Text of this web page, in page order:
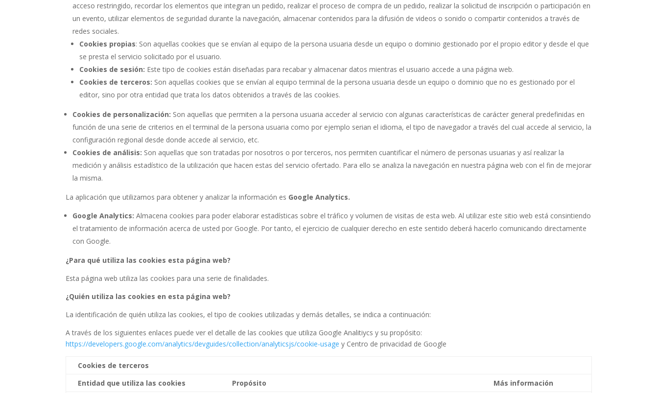
acceso restringido, recordar los elementos que integran un pedido, realizar el proceso de compra de un pedido, realizar la solicitud de inscripción o participación en
un evento, utilizar elementos de seguridad durante la navegación, almacenar contenidos para la difusión de videos o sonido o compartir contenidos a través de
redes sociales.
Cookies propias: Son aquellas cookies que se envían al equipo de la persona usuaria desde un equipo o dominio gestionado por el propio editor y desde el que
se presta el servicio solicitado por el usuario.
Cookies de sesión: Este tipo de cookies están diseñadas para recabar y almacenar datos mientras el usuario accede a una página web.
Cookies de terceros: Son aquellas cookies que se envían al equipo terminal de la persona usuaria desde un equipo o dominio que no es gestionado por el
editor, sino por otra entidad que trata los datos obtenidos a través de las cookies.
Cookies de personalización: Son aquellas que permiten a la persona usuaria acceder al servicio con algunas características de carácter general predefinidas en
función de una serie de criterios en el terminal de la persona usuaria como por ejemplo serian el idioma, el tipo de navegador a través del cual accede al servicio, la
configuración regional desde donde accede al servicio, etc.
Cookies de análisis: Son aquellas que son tratadas por nosotros o por terceros, nos permiten cuantificar el número de personas usuarias y así realizar la
medición y análisis estadístico de la utilización que hacen estas del servicio ofertado. Para ello se analiza la navegación en nuestra página web con el fin de mejorar
la misma.
La aplicación que utilizamos para obtener y analizar la información es Google Analytics.
Google Analytics: Almacena cookies para poder elaborar estadísticas sobre el tráfico y volumen de visitas de esta web. Al utilizar este sitio web está consintiendo
el tratamiento de información acerca de usted por Google. Por tanto, el ejercicio de cualquier derecho en este sentido deberá hacerlo comunicando directamente
con Google.
¿Para qué utiliza las cookies esta página web?
Esta página web utiliza las cookies para una serie de finalidades.
¿Quién utiliza las cookies en esta página web?
La identificación de quién utiliza las cookies, el tipo de cookies utilizadas y demás detalles, se indica a continuación:
A través de los siguientes enlaces puede ver el detalle de las cookies que utiliza Google Analitiycs y su propósito:
https://developers.google.com/analytics/devguides/collection/analyticsjs/cookie-usage y Centro de privacidad de Google
Cookies de terceros
Entidad que utiliza las cookies
Propósito Más información